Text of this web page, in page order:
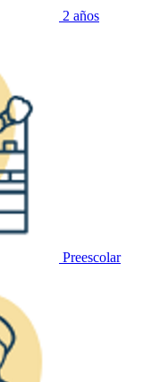
2 años
Preescolar